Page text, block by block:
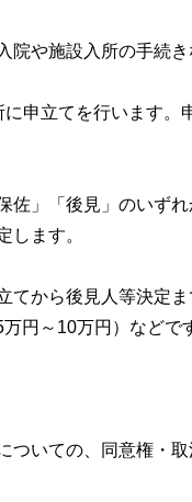
や施設入所の手続き
申立てを行います。
」「後見」のいず
します。
から後見人等決定ま
円～10万円）などで
ついての、同意権・